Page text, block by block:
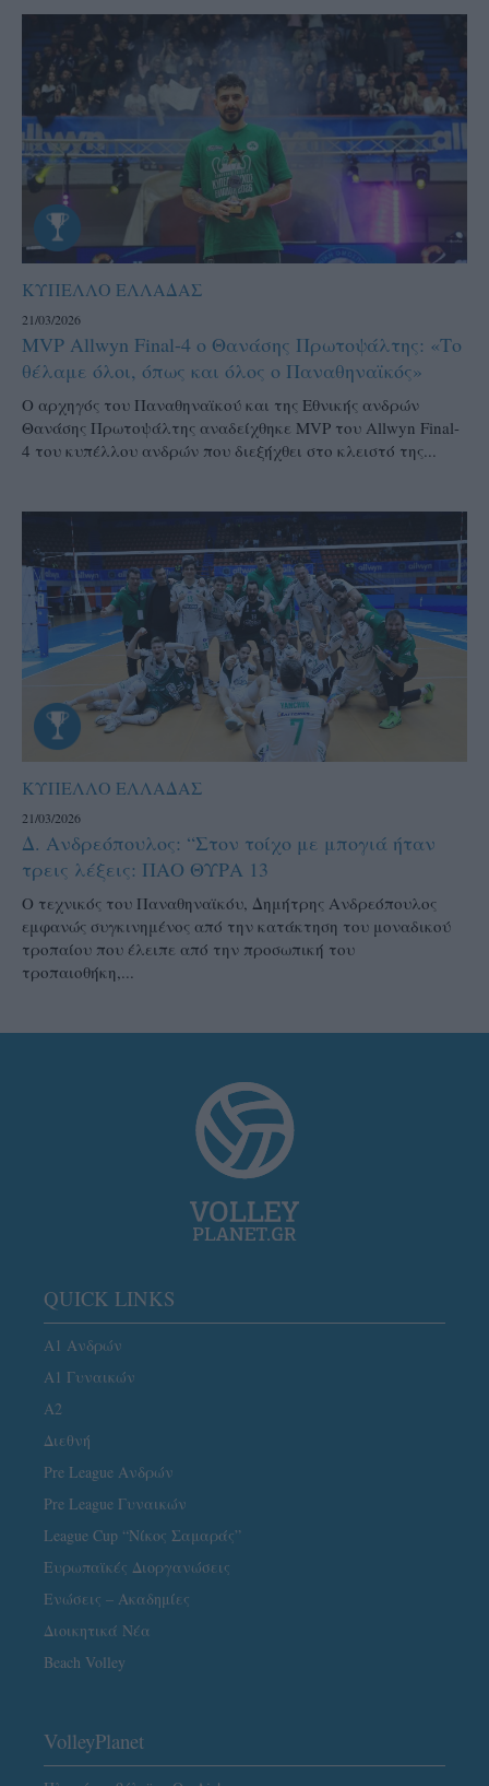
ΚΥΠΕΛΛΟ ΕΛΛΑΔΑΣ
21/03/2026
MVP Allwyn Final-4 ο Θανάσης Πρωτοψάλτης: «Το
θέλαμε όλοι, όπως και όλος ο Παναθηναϊκός»
Ο αρχηγός του Παναθηναϊκού και της Εθνικής ανδρών
Θανάσης Πρωτοψάλτης αναδείχθηκε MVP του Allwyn Final-
4 του κυπέλλου ανδρών που διεξήχθει στο κλειστό της...
ΚΥΠΕΛΛΟ ΕΛΛΑΔΑΣ
21/03/2026
Δ. Ανδρεόπουλος: “Στον τοίχο με μπογιά ήταν
τρεις λέξεις: ΠΑΟ ΘΥΡΑ 13
Ο τεχνικός του Παναθηναϊκόυ, Δημήτρης Ανδρεόπουλος
εμφανώς συγκινημένος από την κατάκτηση του μοναδικού
τροπαίου που έλειπε από την προσωπική του
τροπαιοθήκη,...
QUICK LINKS
Α1 Ανδρών
Α1 Γυναικών
A2
Διεθνή
Pre League Ανδρών
Pre League Γυναικών
League Cup “Νίκος Σαμαράς”
Ευρωπαϊκές Διοργανώσεις
Ενώσεις – Ακαδημίες
Διοικητικά Νέα
Beach Volley
VolleyPlanet